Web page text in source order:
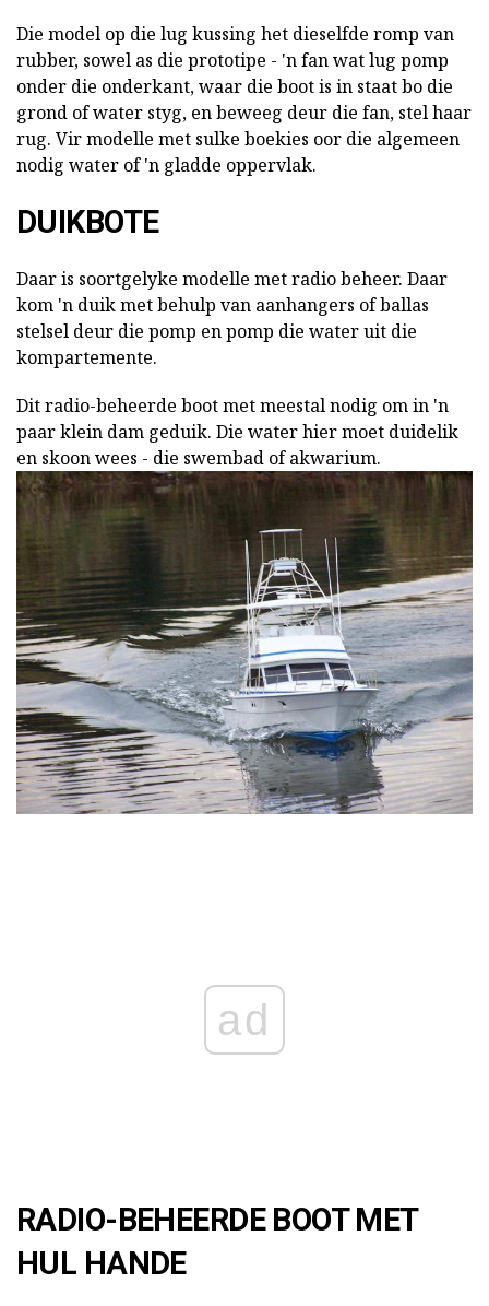
Die model op die lug kussing het dieselfde romp van
rubber, sowel as die prototipe - 'n fan wat lug pomp
onder die onderkant, waar die boot is in staat bo die
grond of water styg, en beweeg deur die fan, stel haar
rug. Vir modelle met sulke boekies oor die algemeen
nodig water of 'n gladde oppervlak.
DUIKBOTE
Daar is soortgelyke modelle met radio beheer. Daar
kom 'n duik met behulp van aanhangers of ballas
stelsel deur die pomp en pomp die water uit die
kompartemente.
Dit radio-beheerde boot met meestal nodig om in 'n
paar klein dam geduik. Die water hier moet duidelik
en skoon wees - die swembad of akwarium.
ad
RADIO-BEHEERDE BOOT MET
HUL HANDE